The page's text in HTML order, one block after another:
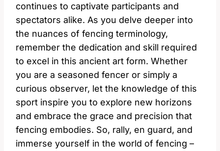
continues to captivate participants and
spectators alike. As you delve deeper into
the nuances of fencing terminology,
remember the dedication and skill required
to excel in this ancient art form. Whether
you are a seasoned fencer or simply a
curious observer, let the knowledge of this
sport inspire you to explore new horizons
and embrace the grace and precision that
fencing embodies. So, rally, en guard, and
immerse yourself in the world of fencing –